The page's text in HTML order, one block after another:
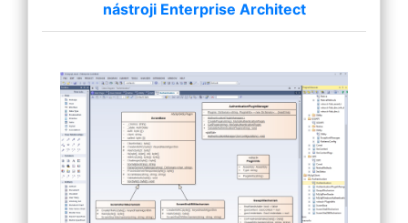
nástroji Enterprise Architect